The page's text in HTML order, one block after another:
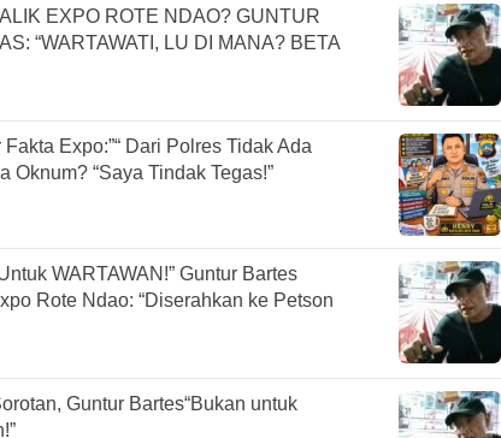
EXPO ROTE NDAO? GUNTUR
“WARTAWATI, LU DI MANA? BETA
Expo:”“ Dari Polres Tidak Ada
Oknum? “Saya Tindak Tegas!”
WARTAWAN!” Guntur Bartes
Rote Ndao: “Diserahkan ke Petson
Guntur Bartes“Bukan untuk